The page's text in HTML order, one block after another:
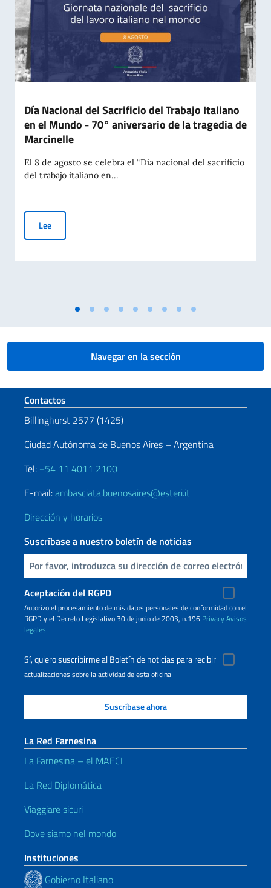
Día Nacional del Sacrificio del Trabajo Italiano
en el Mundo - 70° aniversario de la tragedia de
Marcinelle
El 8 de agosto se celebra el “Día nacional del sacrificio
del trabajo italiano en...
LeeDía Nacional del Sacrificio del Trabajo Italiano en el Mundo
Navegar en la sección
Sezione footer
Contactos
Billinghurst 2577 (1425)
Ciudad Autónoma de Buenos Aires – Argentina
Tel: +54 11 4011 2100
E-mail:ambasciata.buenosaires@esteri.it
Dirección y horarios
Suscríbase a nuestro boletín de noticias
Inserta tu correo electronico
Aceptación del RGPD
Autorizo ​​el procesamiento de mis datos personales de conformidad con el
RGPD y el Decreto Legislativo 30 de junio de 2003, n.196 PrivacyAvisos
legales
Sí, quiero suscribirme al Boletín de noticias para recibir
actualizaciones sobre la actividad de esta oficina
La Red Farnesina
La Farnesina – el MAECI
La Red Diplomática
Viaggiare sicuri
Dove siamo nel mondo
Instituciones
Gobierno Italiano